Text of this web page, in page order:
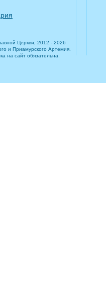
Церкви, 2012 - 2026
и Приамурского Артемия.
на сайт обязательна.